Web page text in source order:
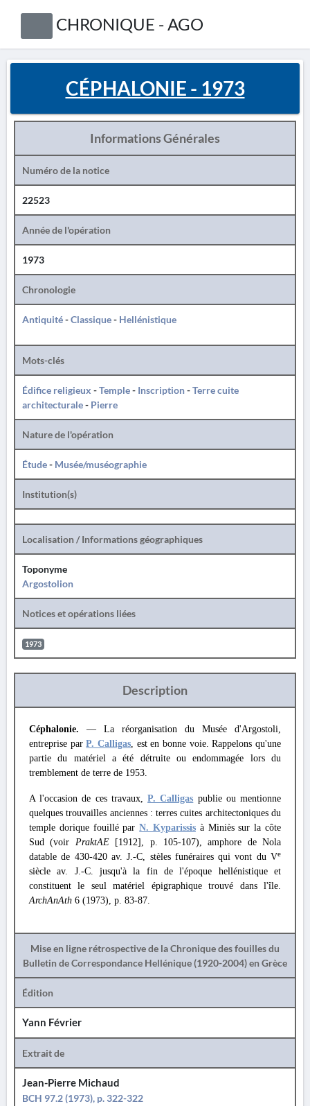
CHRONIQUE - AGO
CÉPHALONIE - 1973
Informations Générales
Numéro de la notice
22523
Année de l'opération
1973
Chronologie
Antiquité-Classique- Hellénistique
Mots-clés
Édifice religieux -Temple- Inscription-Terre cuite
architecturale- Pierre
Nature de l'opération
Étude- Musée/muséographie
Institution(s)
Localisation / Informations géographiques
Toponyme
Argostolion
Notices et opérations liées
1973
Description
Céphalonie. — La réorganisation du Musée d'Argostoli,
entreprise parP. Calligas, est en bonne voie. Rappelons qu'une
partie du matériel a été détruite ou endommagée lors du
tremblement de terre de 1953.
A l'occasion de ces travaux,P. Calligas publie ou mentionne
quelques trouvailles anciennes : terres cuites architectoniques du
temple dorique fouillé parN. Kyparissis à Miniès sur la côte
Sud (voir PraktAE[1912], p. 105-107), amphore de Nola
datable de 430-420 av. J.-C, stèles funéraires qui vont du Ve
siècle av. J.-C. jusqu'à la fin de l'époque hellénistique et
constituent le seul matériel épigraphique trouvé dans l'île.
ArchAnAth 6 (1973), p. 83-87.
Mise en ligne rétrospective de la Chronique des fouilles du
Bulletin de Correspondance Hellénique (1920-2004) en Grèce
Édition
Yann Février
Extrait de
Jean-Pierre Michaud
BCH 97.2 (1973), p. 322-322